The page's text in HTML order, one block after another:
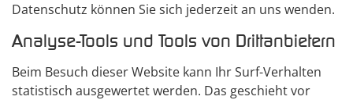
Datenschutz können Sie sich jederzeit an uns wenden.
Analyse-Tools und Tools von Dritt­anbietern
Beim Besuch dieser Website kann Ihr Surf-Verhalten
statistisch ausgewertet werden. Das geschieht vor